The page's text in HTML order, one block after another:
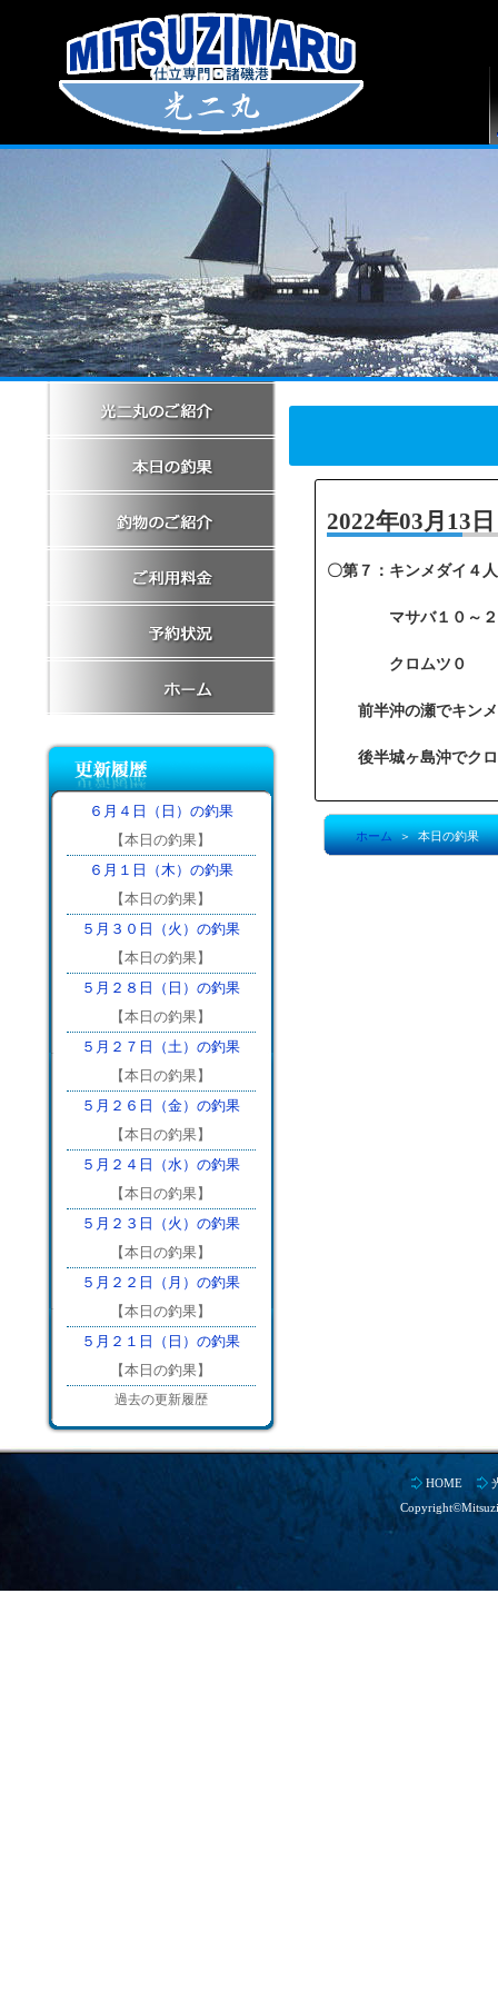
６月４日（日）の釣果
【本日の釣果】
６月１日（木）の釣果
【本日の釣果】
５月３０日（火）の釣果
【本日の釣果】
５月２８日（日）の釣果
【本日の釣果】
５月２７日（土）の釣果
【本日の釣果】
５月２６日（金）の釣果
【本日の釣果】
５月２４日（水）の釣果
【本日の釣果】
５月２３日（火）の釣果
【本日の釣果】
５月２２日（月）の釣果
【本日の釣果】
５月２１日（日）の釣果
【本日の釣果】
過去の更新履歴
2022年03月13
〇第７：キンメダイ４
マサバ１０～２０
クロムツ０
前半沖の瀬でキンメ
後半城ヶ島沖でクロ
ホーム＞ 本日の釣果
HOME